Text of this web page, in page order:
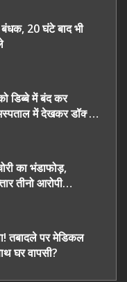
बंधक, 20 घंटे बाद भी
डिब्बे में बंद कर
में देखकर डॉक्टर
का भंडाफोड़,
तीनो आरोपी
तबादले पर मेडिकल
घर वापसी?